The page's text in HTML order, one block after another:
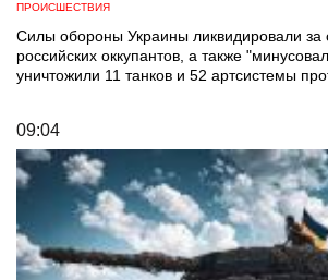
ПРОИСШЕСТВИЯ
Силы обороны Украины ликвидировали за
российских оккупантов, а также
уничтожили 11 танков и 52 артсистемы
09:04